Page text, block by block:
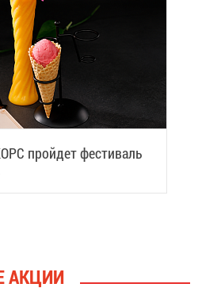
прой­дет фе­сти­валь
АК­ЦИИ